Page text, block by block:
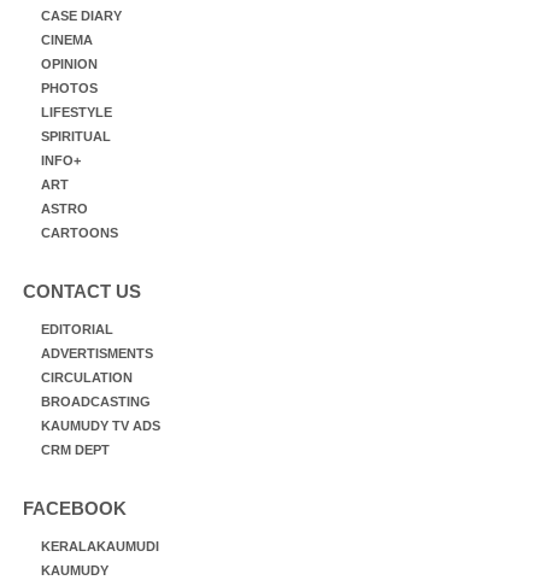
CASE DIARY
CINEMA
OPINION
PHOTOS
LIFESTYLE
SPIRITUAL
INFO+
ART
ASTRO
CARTOONS
CONTACT US
EDITORIAL
ADVERTISMENTS
CIRCULATION
BROADCASTING
KAUMUDY TV ADS
CRM DEPT
FACEBOOK
KERALAKAUMUDI
KAUMUDY